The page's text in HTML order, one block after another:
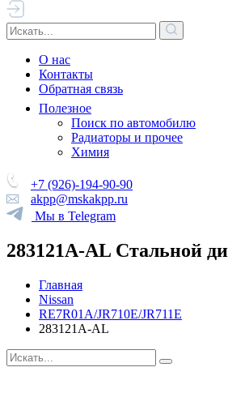
О нас
Контакты
Обратная связь
Полезное
Поиск по автомобилю
Радиаторы и прочее
Химия
+7 (926)-194-90-90
akpp@mskakpp.ru
Мы в Telegram
283121A-AL Стальной
Главная
Nissan
RE7R01A/JR710E/JR711E
283121A-AL